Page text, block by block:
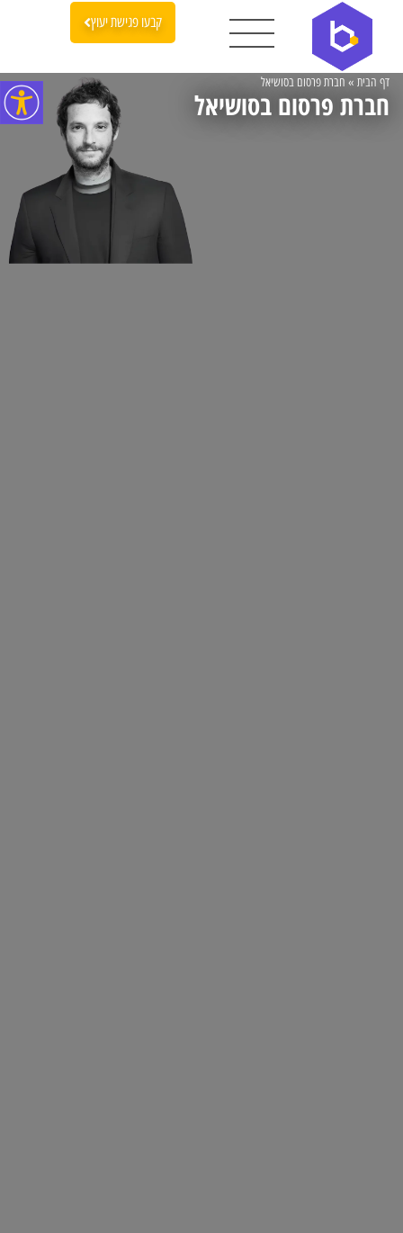
קבעו פגישת יעוץ
דף הבית » חברת פרסום בסושיאל
חברת פרסום בסושיאל